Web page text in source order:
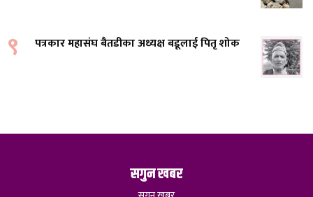
९ पत्रकार महासंघ बैतडीका अध्यक्ष बडूलाई पितृ शोक
सगुन खबर